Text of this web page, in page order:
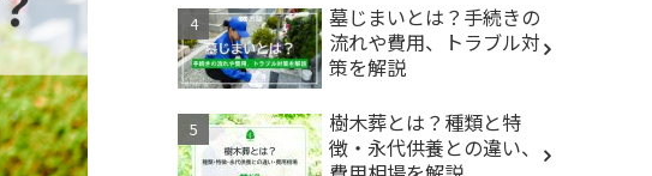
墓じまいとは？手続きの
流れや費用、トラブル対
策を解説
樹木葬とは？種類と特
徴・永代供養との違い、